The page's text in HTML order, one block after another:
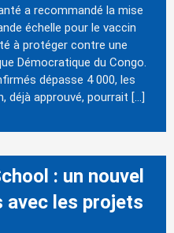
a recommandé la mise
échelle pour le vaccin
à protéger contre une
Démocratique du Congo.
dépasse 4 000, les
déjà approuvé, pourrait […]
: un nouvel
avec les projets